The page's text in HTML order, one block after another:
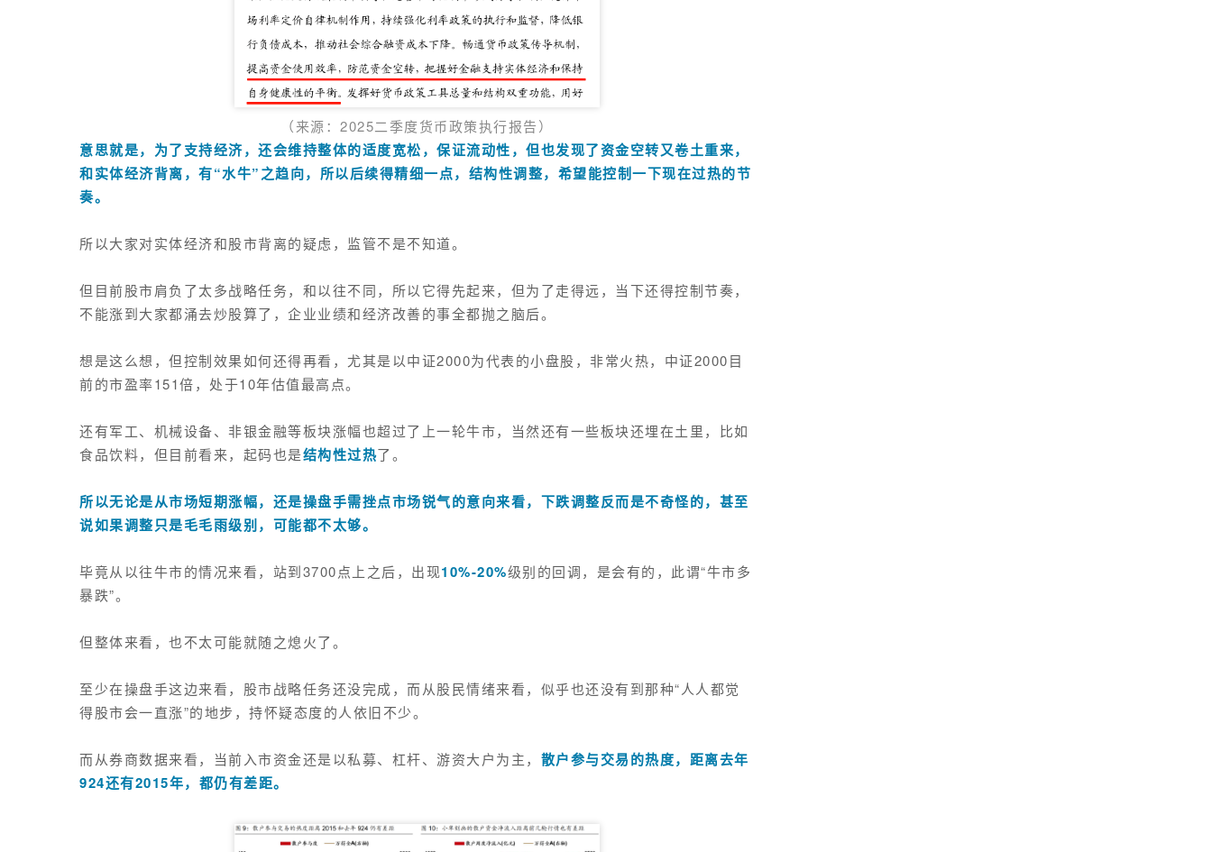
（来源：2025二季度货币政策执行报告）
意思就是，为了支持经济，还会维持整体的适度宽松，保证流动性，但也发现了资金空转又卷土重来，
和实体经济背离，有“水牛”之趋向，所以后续得精细一点，结构性调整，希望能控制一下现在过热的节
奏。
所以大家对实体经济和股市背离的疑虑，监管不是不知道。
但目前股市肩负了太多战略任务，和以往不同，所以它得先起来，但为了走得远，当下还得控制节奏，
不能涨到大家都涌去炒股算了，企业业绩和经济改善的事全都抛之脑后。
想是这么想，但控制效果如何还得再看，尤其是以中证2000为代表的小盘股，非常火热，中证2000目
前的市盈率151倍，处于10年估值最高点。
还有军工、机械设备、非银金融等板块涨幅也超过了上一轮牛市，当然还有一些板块还埋在土里，比如
食品饮料，但目前看来，起码也是结构性过热了。
所以无论是从市场短期涨幅，还是操盘手需挫点市场锐气的意向来看，下跌调整反而是不奇怪的，甚至
说如果调整只是毛毛雨级别，可能都不太够。
毕竟从以往牛市的情况来看，站到3700点上之后，出现10%-20%级别的回调，是会有的，此谓“牛市多
暴跌”。
但整体来看，也不太可能就随之熄火了。
至少在操盘手这边来看，股市战略任务还没完成，而从股民情绪来看，似乎也还没有到那种“人人都觉
得股市会一直涨”的地步，持怀疑态度的人依旧不少。
而从券商数据来看，当前入市资金还是以私募、杠杆、游资大户为主， 散户参与交易的热度，距离去年
924还有2015年，都仍有差距。